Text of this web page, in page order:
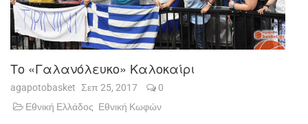
Το «γαλανόλευκο» Καλοκαίρι
agapotobasket Σεπ 25, 2017
0
Εθνική Ελλάδος Εθνική Κωφών